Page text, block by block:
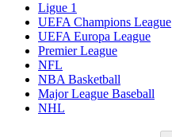
Ligue 1
UEFA Champions League
UEFA Europa League
Premier League
NFL
NBA Basketball
Major League Baseball
NHL